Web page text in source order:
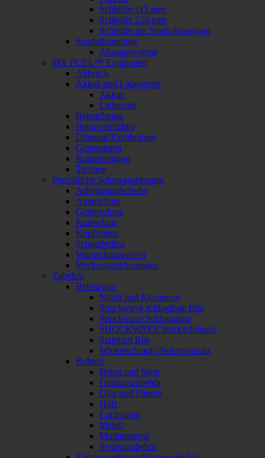
Schleifer 115 mm
Schleifer 230 mm
Schleifer mit Staubabsaugung
Staubabsaugung
Absaugsysteme
MX FUEL™ Equipment
Abbruch
Akkus und Ladegeräte
Akkus
Ladegerät
Beleuchtung
Betonverdichter
Diamant-Kernbohren
Generatoren
Rohrreinigung
Trennen
Persönliche Schutzausrüstung
Arbeitshandschuhe
Atemschutz
Gehörschutz
Knieschutz
Kopfschutz
Schutzbrillen
Warnschutzwesten
Werkzeugsicherungen
Zubehör
Befestigen
Nägel und Klammern
Shockwave schlagfeste Bits
Shockwave Schlagnüsse
SHOCKWAVE Steckschlüssel
Standard Bits
Winkelschraub-/Bohrvohrsatz
Bohren
Beton und Stein
Diamantzubehör
Glas und Fliesen
Holz
Lochsägen
Metall
Multimaterial
Systemzubehör